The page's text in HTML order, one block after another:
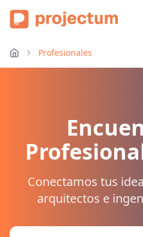
Profesionales
Conectamos tus
arquitectos e